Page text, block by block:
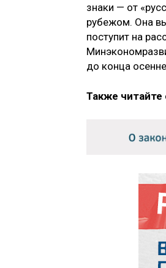
знаки — от
рубежом. Она
поступит на
до конца
Также читайте